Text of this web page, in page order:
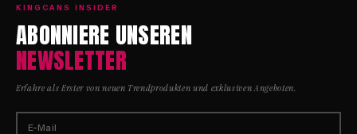
KINGCANS INSIDER
ABONNIERE UNSEREN
NEWSLETTER
Erfahre als Erster von neuen Trendprodukten und exklusiven Angeboten.
E-Mail